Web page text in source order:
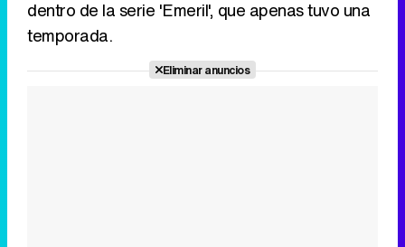
dentro de la serie 'Emeril', que apenas tuvo una
temporada.
Eliminar anuncios